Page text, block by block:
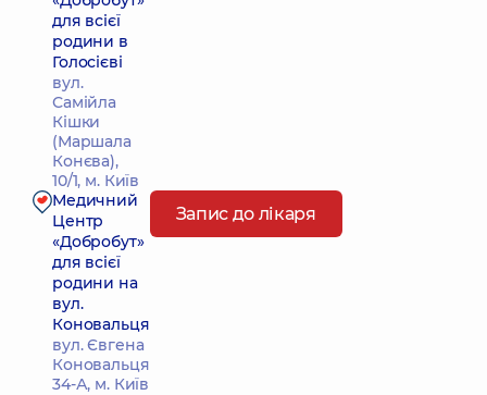
для всієї
родини в
Голосієві
вул.
Самійла
Кішки
(Маршала
Конєва),
10/1, м. Київ
Медичний
Центр
«Добробут»
для всієї
родини на
вул.
Коновальця
вул. Євгена
Коновальця
34-А, м. Київ
Запис до лікаря